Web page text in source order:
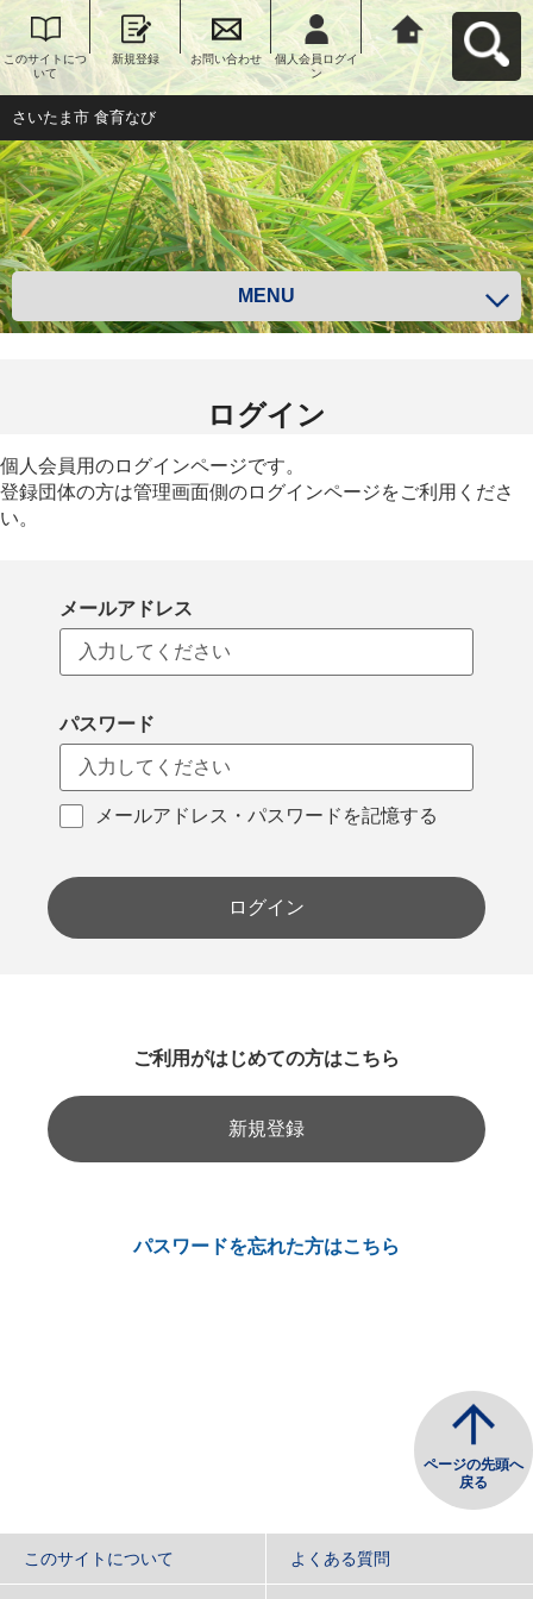
このサイトにつ
いて
新規登録 お問い合わせ
個人会員ログイ
ン
さいたま市 食育
なびへ戻る
さいたま市 食育なび
MENU
ログイン
個人会員用のログインページです。
登録団体の方は管理画面側のログインページをご利用くださ
い。
メールアドレス
パスワード
メールアドレス・パスワードを記憶する
ログイン
ご利用がはじめての方はこちら
新規登録
パスワードを忘れた方はこちら
ページの先頭へ
戻る
このサイトについて よくある質問